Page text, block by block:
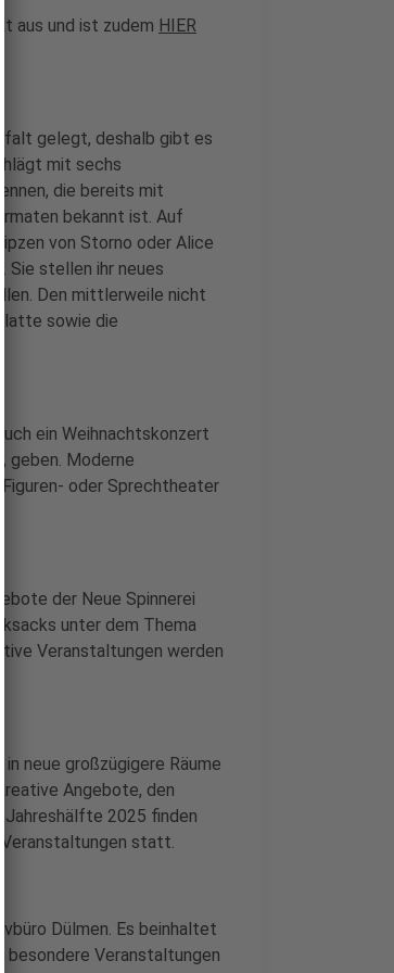
aus und ist zudem HIER
gelegt, deshalb gibt es
mit sechs
die bereits mit
bekannt ist. Auf
von Storno oder Alice
Sie stellen ihr neues
Den mittlerweile nicht
sowie die
ein Weihnachtskonzert
geben. Moderne
oder Sprechtheater
der Neue Spinnerei
unter dem Thema
Veranstaltungen werden
neue großzügigere Räume
Angebote, den
Jahreshälfte 2025 finden
Veranstaltungen statt.
Dülmen. Es beinhaltet
Veranstaltungen